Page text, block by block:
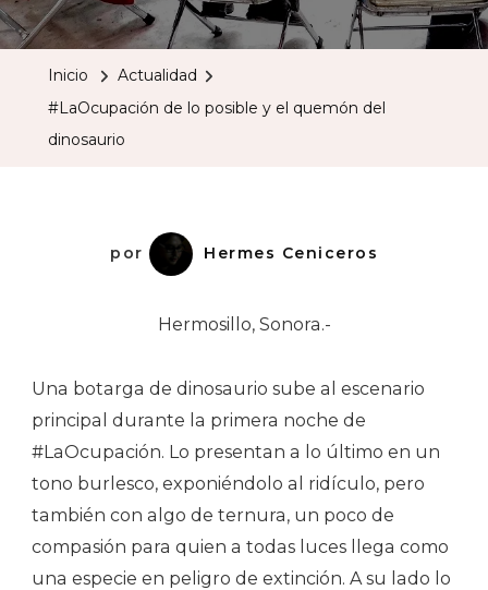
De
Inicio
Actualidad
#LaOcupación de lo posible y el quemón del
dinosaurio
por Hermes Ceniceros
Hermosillo, Sonora.-
Una botarga de dinosaurio sube al escenario
principal durante la primera noche de
#LaOcupación. Lo presentan a lo último en un
tono burlesco, exponiéndolo al ridículo, pero
también con algo de ternura, un poco de
compasión para quien a todas luces llega como
una especie en peligro de extinción. A su lado lo